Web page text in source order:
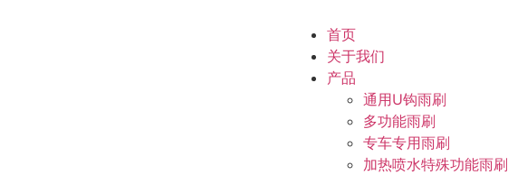
首页
关于我们
产品
通用U钩雨刷
多功能雨刷
专车专用雨刷
加热喷水特殊功能雨刷